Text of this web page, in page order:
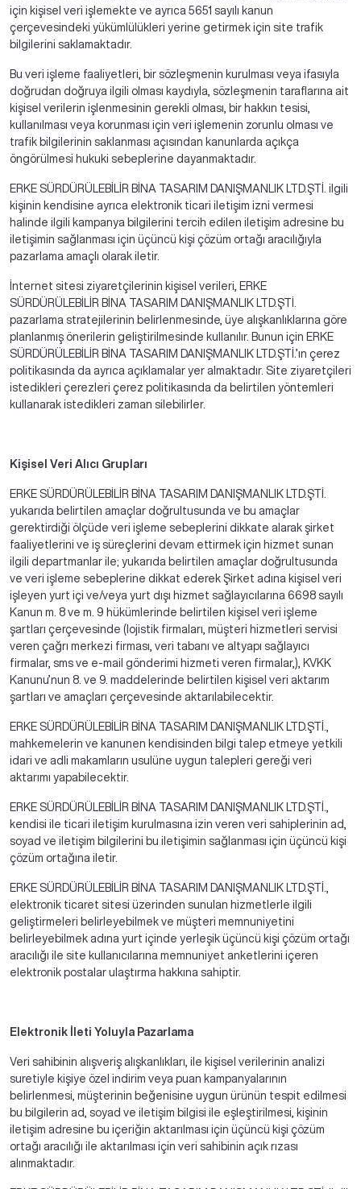
için kişisel veri işlemekte ve ayrıca 5651 sayılı kanun
çerçevesindeki yükümlülükleri yerine getirmek için site trafik
bilgilerini saklamaktadır.
Bu veri işleme faaliyetleri, bir sözleşmenin kurulması veya ifasıyla
doğrudan doğruya ilgili olması kaydıyla, sözleşmenin taraflarına ait
kişisel verilerin işlenmesinin gerekli olması, bir hakkın tesisi,
kullanılması veya korunması için veri işlemenin zorunlu olması ve
trafik bilgilerinin saklanması açısından kanunlarda açıkça
öngörülmesi hukuki sebeplerine dayanmaktadır.
ERKE SÜRDÜRÜLEBİLİR BİNA TASARIM DANIŞMANLIK LTD.ŞTİ. ilgili
kişinin kendisine ayrıca elektronik ticari iletişim izni vermesi
halinde ilgili kampanya bilgilerini tercih edilen iletişim adresine bu
iletişimin sağlanması için üçüncü kişi çözüm ortağı aracılığıyla
pazarlama amaçlı olarak iletir.
İnternet sitesi ziyaretçilerinin kişisel verileri, ERKE
SÜRDÜRÜLEBİLİR BİNA TASARIM DANIŞMANLIK LTD.ŞTİ.
pazarlama stratejilerinin belirlenmesinde, üye alışkanlıklarına göre
planlanmış önerilerin geliştirilmesinde kullanılır. Bunun için ERKE
SÜRDÜRÜLEBİLİR BİNA TASARIM DANIŞMANLIK LTD.ŞTİ.’ın çerez
politikasında da ayrıca açıklamalar yer almaktadır. Site ziyaretçileri
istedikleri çerezleri çerez politikasında da belirtilen yöntemleri
kullanarak istedikleri zaman silebilirler.
Kişisel Veri Alıcı Grupları
ERKE SÜRDÜRÜLEBİLİR BİNA TASARIM DANIŞMANLIK LTD.ŞTİ.
yukarıda belirtilen amaçlar doğrultusunda ve bu amaçlar
gerektirdiği ölçüde veri işleme sebeplerini dikkate alarak şirket
faaliyetlerini ve iş süreçlerini devam ettirmek için hizmet sunan
ilgili departmanlar ile; yukarıda belirtilen amaçlar doğrultusunda
ve veri işleme sebeplerine dikkat ederek Şirket adına kişisel veri
işleyen yurt içi ve/veya yurt dışı hizmet sağlayıcılarına 6698 sayılı
Kanun m. 8 ve m. 9 hükümlerinde belirtilen kişisel veri işleme
şartları çerçevesinde (lojistik firmaları, müşteri hizmetleri servisi
veren çağrı merkezi firması, veri tabanı ve altyapı sağlayıcı
firmalar, sms ve e-mail gönderimi hizmeti veren firmalar,), KVKK
Kanunu’nun 8. ve 9. maddelerinde belirtilen kişisel veri aktarım
şartları ve amaçları çerçevesinde aktarılabilecektir.
ERKE SÜRDÜRÜLEBİLİR BİNA TASARIM DANIŞMANLIK LTD.ŞTİ.,
mahkemelerin ve kanunen kendisinden bilgi talep etmeye yetkili
idari ve adli makamların usulüne uygun talepleri gereği veri
aktarımı yapabilecektir.
ERKE SÜRDÜRÜLEBİLİR BİNA TASARIM DANIŞMANLIK LTD.ŞTİ.,
kendisi ile ticari iletişim kurulmasına izin veren veri sahiplerinin ad,
soyad ve iletişim bilgilerini bu iletişimin sağlanması için üçüncü kişi
çözüm ortağına iletir.
ERKE SÜRDÜRÜLEBİLİR BİNA TASARIM DANIŞMANLIK LTD.ŞTİ.,
elektronik ticaret sitesi üzerinden sunulan hizmetlerle ilgili
geliştirmeleri belirleyebilmek ve müşteri memnuniyetini
belirleyebilmek adına yurt içinde yerleşik üçüncü kişi çözüm ortağı
aracılığı ile site kullanıcılarına memnuniyet anketlerini içeren
elektronik postalar ulaştırma hakkına sahiptir.
Elektronik İleti Yoluyla Pazarlama
Veri sahibinin alışveriş alışkanlıkları, ile kişisel verilerinin analizi
suretiyle kişiye özel indirim veya puan kampanyalarının
belirlenmesi, müşterinin beğenisine uygun ürünün tespit edilmesi
bu bilgilerin ad, soyad ve iletişim bilgisi ile eşleştirilmesi, kişinin
iletişim adresine bu içeriğin aktarılması için üçüncü kişi çözüm
ortağı aracılığı ile aktarılması için veri sahibinin açık rızası
alınmaktadır.